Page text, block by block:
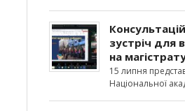
зустріч для
на
15 липня
Національної